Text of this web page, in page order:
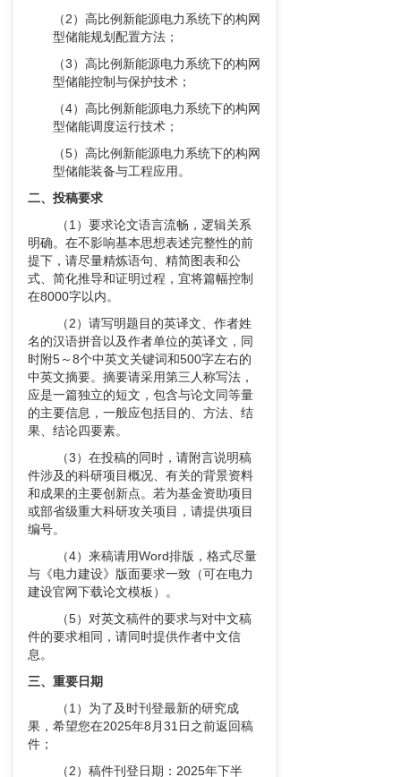
（2）高比例新能源电力系统下的构网
型储能规划配置方法；
（3）高比例新能源电力系统下的构网
型储能控制与保护技术；
（4）高比例新能源电力系统下的构网
型储能调度运行技术；
（5）高比例新能源电力系统下的构网
型储能装备与工程应用。
二、投稿要求
（1）要求论文语言流畅，逻辑关系
明确。在不影响基本思想表述完整性的前
提下，请尽量精炼语句、精简图表和公
式、简化推导和证明过程，宜将篇幅控制
在8000字以内。
（2）请写明题目的英译文、作者姓
名的汉语拼音以及作者单位的英译文，同
时附5～8个中英文关键词和500字左右的
中英文摘要。摘要请采用第三人称写法，
应是一篇独立的短文，包含与论文同等量
的主要信息，一般应包括目的、方法、结
果、结论四要素。
（3）在投稿的同时，请附言说明稿
件涉及的科研项目概况、有关的背景资料
和成果的主要创新点。若为基金资助项目
或部省级重大科研攻关项目，请提供项目
编号。
（4）来稿请用Word排版，格式尽量
与《电力建设》版面要求一致（可在电力
建设官网下载论文模板）。
（5）对英文稿件的要求与对中文稿
件的要求相同，请同时提供作者中文信
息。
三、重要日期
（1）为了及时刊登最新的研究成
果，希望您在2025年8月31日之前返回稿
件；
（2）稿件刊登日期：2025年下半